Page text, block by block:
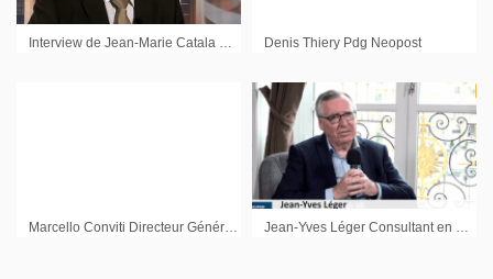
Interview de Jean-Marie Catala Directeur du Développement Groupama AM et de Thibault de Saint Priest Associé Gérant Acofi SCA Denis Thiery Pdg Neopost